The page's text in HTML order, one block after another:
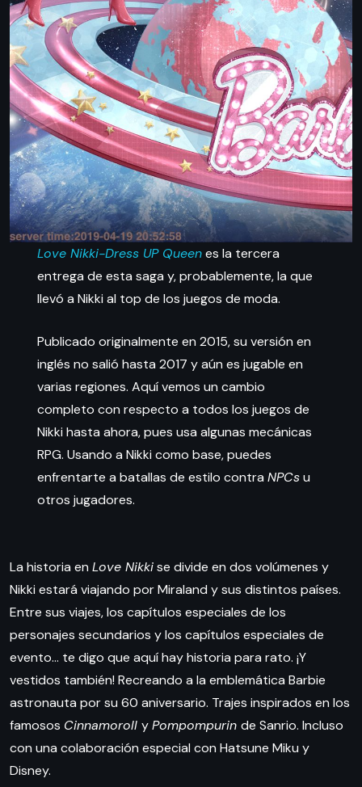
Love Nikki-Dress UP Queenes la tercera
entrega de esta saga y, probablemente, la que
llevó a Nikki al top de los juegos de moda.
Publicado originalmente en 2015, su versión en
inglés no salió hasta 2017 y aún es jugable en
varias regiones. Aquí vemos un cambio
completo con respecto a todos los juegos de
Nikki hasta ahora, pues usa algunas mecánicas
RPG. Usando a Nikki como base, puedes
enfrentarte a batallas de estilo contra NPCsu
otros jugadores.
La historia en Love Nikkise divide en dos volúmenes y
Nikki estará viajando por Miraland y sus distintos países.
Entre sus viajes, los capítulos especiales de los
personajes secundarios y los capítulos especiales de
evento… te digo que aquí hay historia para rato. ¡Y
vestidos también! Recreando a la emblemática Barbie
astronauta por su 60 aniversario. Trajes inspirados en los
famosos Cinnamoroll yPompompurin de Sanrio. Incluso
con una colaboración especial con Hatsune Miku y
Disney.